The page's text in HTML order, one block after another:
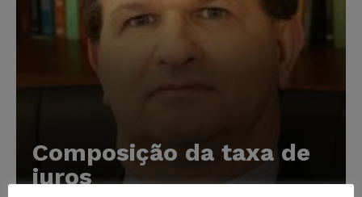
Composição da taxa de
juros